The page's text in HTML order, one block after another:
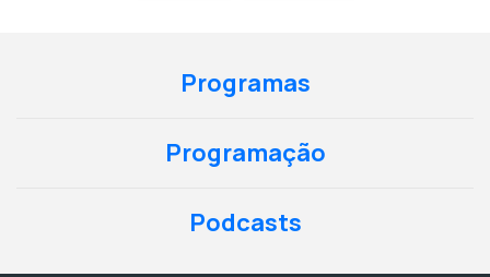
Programas
Programação
Podcasts